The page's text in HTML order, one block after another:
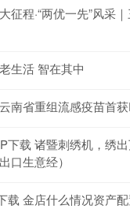
征程·“两优一先”风采
生活 智在其中
南省重组流感疫苗首
下载 诸暨刺绣机，绣
口生意经）
载 金店什么情况资产配